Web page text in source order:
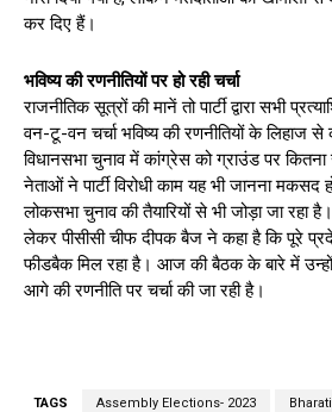
कर दिए हैं।
भविष्य की रणनीतियों पर हो रही चर्चा
राजनीतिक सूत्रों की मानें तो पार्टी द्वारा सभी
वन-टू-वन चर्चा भविष्य की रणनीतियों के लिहाज
विधानसभा चुनाव में कांग्रेस को ग्राउंड पर
नेताओं ने पार्टी विरोधी काम यह भी जानना
लोकसभा चुनाव की तैयारियों से भी जोड़ा जा रहा
लेकर पीसीसी चीफ दीपक बैज ने कहा है कि पूरे
फीडबैक मिल रहा है। आज की बैठक के बारे में
आगे की रणनीति पर चर्चा की जा रही है।
TAGS Assembly Elections- 2023